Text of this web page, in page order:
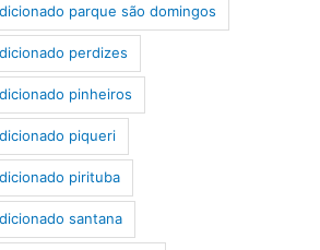
parque são domingos
perdizes
pinheiros
piqueri
pirituba
santana